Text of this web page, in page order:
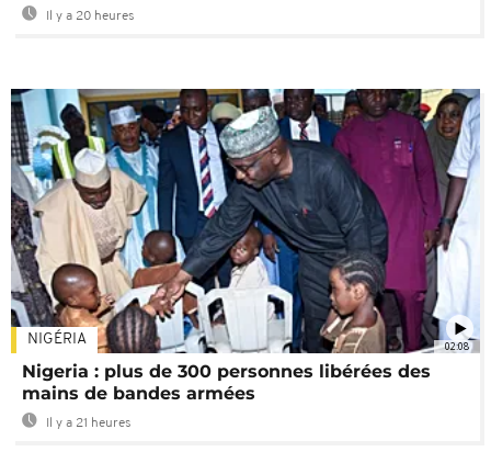
Il y a 20 heures
02:08
NIGÉRIA
Nigeria : plus de 300 personnes libérées des
mains de bandes armées
Il y a 21 heures